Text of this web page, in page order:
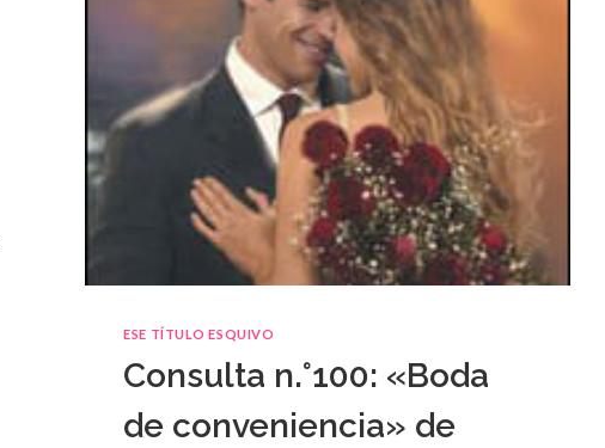
COLLINS
ESE TÍTULO ESQUIVO
Consulta n.°100: «Boda
de conveniencia» de